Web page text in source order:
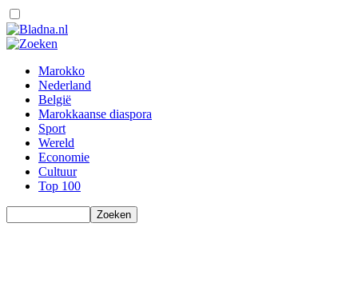
Marokko
Nederland
België
Marokkaanse diaspora
Sport
Wereld
Economie
Cultuur
Top 100